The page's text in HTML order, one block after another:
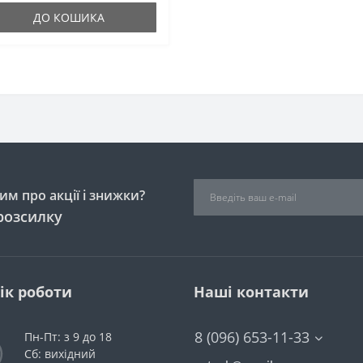
ДО КОШИКА
про акції і знижки?
роботи
Пн-Пт: з 9 до 18
Сб: вихідний
Наші контакти
8 (096) 653-11-33